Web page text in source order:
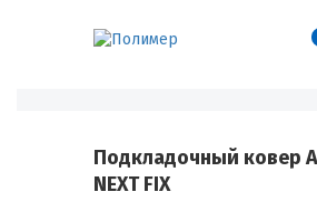
Подкладочный ковер
NEXT FIX